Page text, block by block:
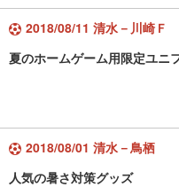
2018/08/11 清水－川崎Ｆ
夏のホームゲーム用限定ユニ
2018/08/01 清水－鳥栖
人気の暑さ対策グッズ